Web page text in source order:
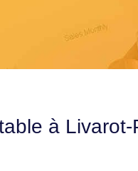
à Livarot-